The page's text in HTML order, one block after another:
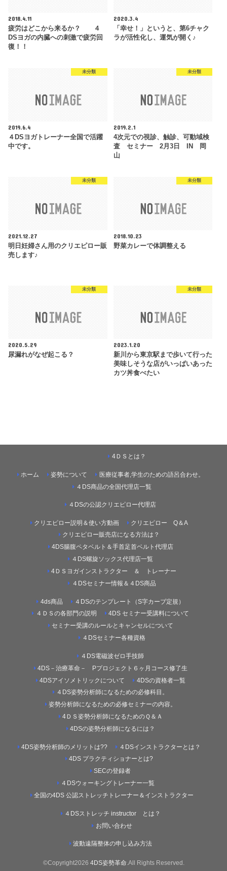
2018.4.11
疲労はどこから来るか？ ４
DSヨガの内臓への刺激で疲労回
復！！
2020.3.4
「幸せ！」というと、第6チャク
ラが活性化し、運気が開く♪
未分類
2019.6.4
４DSヨガトレーナー全国で活躍
中です。
未分類
2019.2.1
4次元での視診、触診、可動域検
査 セミナー 2月3日 IN 岡
山
未分類
2021.12.27
明日妊婦さん用のクリエピロー販
売します♪
未分類
2018.10.23
野菜カレーで体調整える
未分類
2020.5.29
尿漏れがなぜ起こる？
未分類
2023.1.20
新川から東京駅まで歩いて行った
美味しそうな店がいっぱいあった
カツ丼食べたい
ホーム
4ＤＳとは？
姿勢について
医療従事者,学生のための語呂合わせ。
４DS商品の全国代理店一覧
４DSの公認クリエピロー代理店
クリエピロー説明＆使い方動画
クリエピロー Q＆A
クリエピロー販売店になる方法は？
4DS腸腹ペタベルト＆手首足首ベルト代理店
４DS螺旋ソックス代理店一覧
4ＤＳヨガインストラクター ＆ トレーナー
４DSセミナー情報＆４DS商品
4ds商品
４DSのテンプレート（S字カーブ定規）
４ＤＳの各部門の説明
4DS セミナー受講料について
セミナー受講のルールとキャンセルについて
４DSセミナー各種資格
４DS電磁波ゼロ手技師
4DS－治療革命－ Pプロジェクト６ヶ月コース修了生
4DSアイソメトリックについて
4DSの資格者一覧
４DS姿勢分析師になるための必修科目。
姿勢分析師になるための必修セミナーの内容。
4ＤＳ姿勢分析師になるためのＱ＆Ａ
4DSの姿勢分析師になるには？
4DS姿勢分析師のメリットは??
４DSインストラクターとは？
4DS プラクティショナーとは?
SECの登録者
４DSウォーキングトレーナー一覧
全国の4DS 公認ストレッチトレーナー＆インストラクター
４DSストレッチ instructor とは？
お問い合わせ
波動遠隔整体の申し込み方法
©Copyright2026 4DS姿勢革命 .All Rights Reserved.